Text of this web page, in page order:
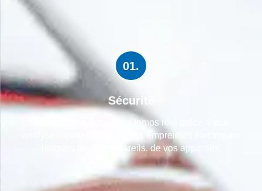
01.
Sécurité
Identifiez les risques en temps réel grâce à une
analyse rapide et précise des empreintes électriques
uniques de vos appareils. de vos appareils.